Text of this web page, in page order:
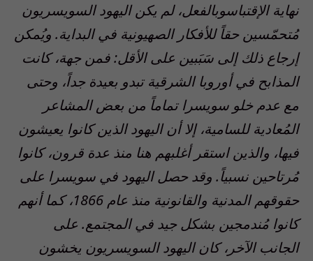
نهاية الإقتباسوبالفعل، لم يكن اليهود السويسريون
مُتحمّسين حقاً للأفكار الصهيونية في البداية. ويُمكن
إرجاع ذلك إلى سَبَبين على الأقل: فمن جهة، كانت
المذابح في أوروبا الشرقية تبدو بعيدة جداً، وحتى
مع عدم خلو سويسرا تماماً من بعض المشاعر
المُعادية للسامية، إلا أن اليهود الذين كانوا يعيشون
فيها، والذين استقر أغلبهم هنا منذ عدة قرون، كانوا
مُرتاحين نسبياً. وقد حصل اليهود في سويسرا على
حقوقهم المدنية والقانونية منذ عام 1866، كما أنهم
كانوا مُندمجين بشكل جيد في المجتمع. على
الجانب الآخر، كان اليهود السويسريون يخشون